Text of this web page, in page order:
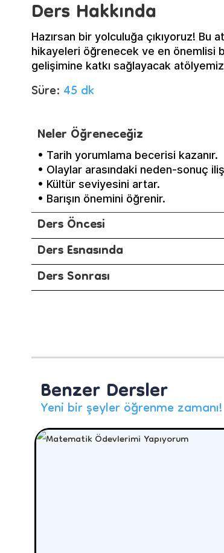
Ders Hakkında
Hazırsan bir yolculuğa çıkıyoruz!
hikayeleri öğrenecek ve en önemlisi
gelişimine katkı sağlayacak
Süre:45 dk
Neler Öğreneceğiz
• Tarih yorumlama becerisi kazanır.
• Olaylar arasındaki neden-sonuç
• Kültür seviyesini artar.
• Barışın önemini öğrenir.
Ders Öncesi
Ders Esnasında
Ders Sonrası
Benzer Dersler
Yeni bir şeyler öğrenme zamanı!